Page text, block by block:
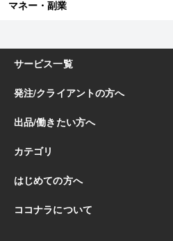
マネー・副業